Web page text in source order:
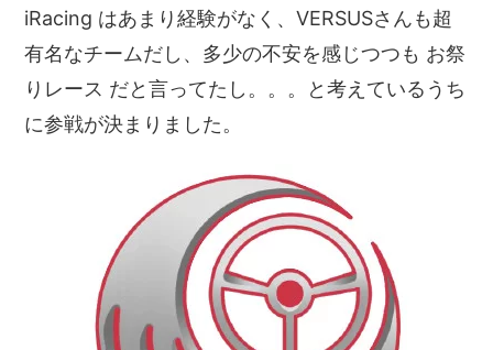
iRacing はあまり経験がなく、VERSUSさんも超
有名なチームだし、多少の不安を感じつつも お祭
りレース だと言ってたし。。。と考えているうち
に参戦が決まりました。